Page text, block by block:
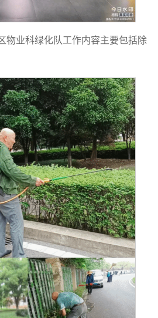
物业科绿化队工作内容主要包括除